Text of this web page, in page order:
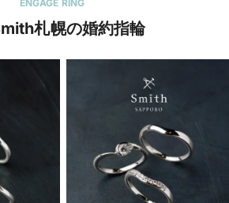
ENGAGE RING
札幌の婚約指輪